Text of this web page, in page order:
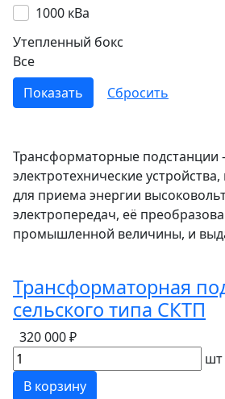
1000 кВа
Утепленный бокс
Все
Трансформаторные подстанции
электротехнические
для приема энергии
электропередач, её
промышленной величины, и
Трансформаторная
сельского типа СКТП
320 000 ₽
шт
В корзину